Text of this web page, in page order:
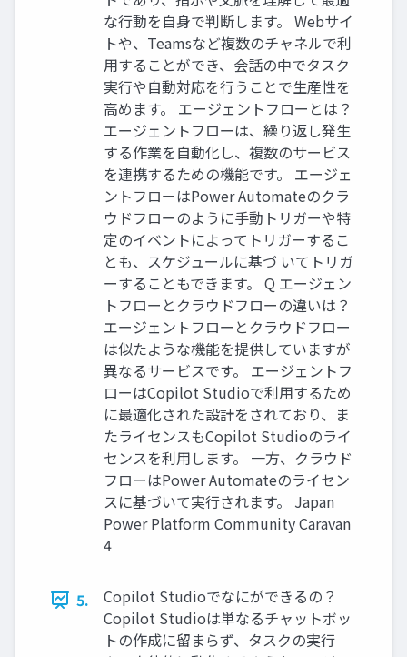
な行動を自身で判断します。 Webサイ
トや、Teamsなど複数のチャネルで利
用することができ、会話の中でタスク
実行や自動対応を行うことで生産性を
高めます。 エージェントフローとは？
エージェントフローは、繰り返し発生
する作業を自動化し、複数のサービス
を連携するための機能です。 エージェ
ントフローはPower Automateのクラ
ウドフローのように手動トリガーや特
定のイベントによってトリガーするこ
とも、スケジュールに基づ いてトリガ
ーすることもできます。 Q エージェン
トフローとクラウドフローの違いは？
エージェントフローとクラウドフロー
は似たような機能を提供していますが
異なるサービスです。 エージェントフ
ローはCopilot Studioで利用するため
に最適化された設計をされており、ま
たライセンスもCopilot Studioのライ
センスを利用します。 一方、クラウド
フローはPower Automateのライセン
スに基づいて実行されます。 Japan
Power Platform Community Caravan
4
5.
Copilot Studioでなにができるの？
Copilot Studioは単なるチャットボッ
トの作成に留まらず、タスクの実行